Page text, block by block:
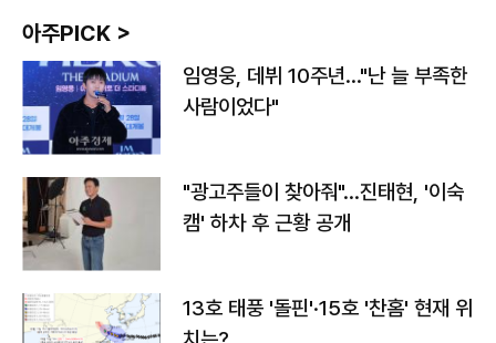
아주PICK >
임영웅, 데뷔 10주년…"난 늘 부족한
사람이었다"
"광고주들이 찾아줘"…진태현, '이숙
캠' 하차 후 근황 공개
13호 태풍 '돌핀'·15호 '찬홈' 현재 위